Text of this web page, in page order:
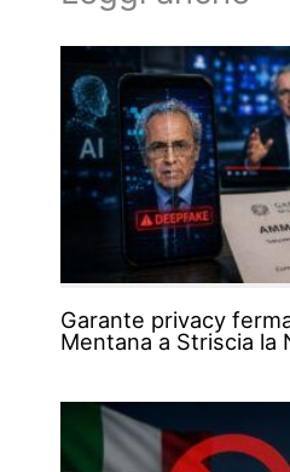
Garante privacy
Mentana a Striscia la